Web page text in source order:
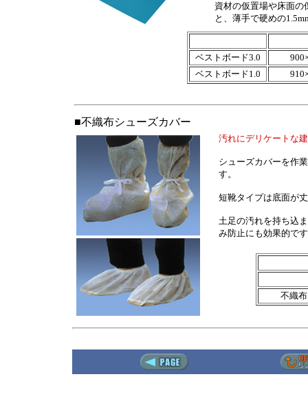
資材の仮置場や床面の
と、薄手で硬めの
ベストボード3.0
ベストボード1.0
■不織布シューズカバー
汚れにデリケートな
シューズカバーを作
す。
短靴タイプは底面が
土足の汚れを持ち込
み防止にも効果的で
不織